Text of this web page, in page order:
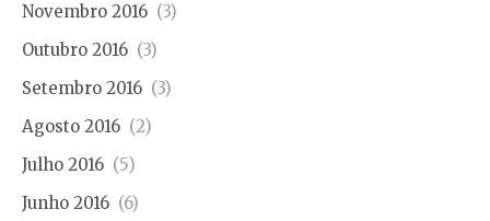
Novembro 2016 (3)
Outubro 2016 (3)
Setembro 2016 (3)
Agosto 2016 (2)
Julho 2016 (5)
Junho 2016 (6)